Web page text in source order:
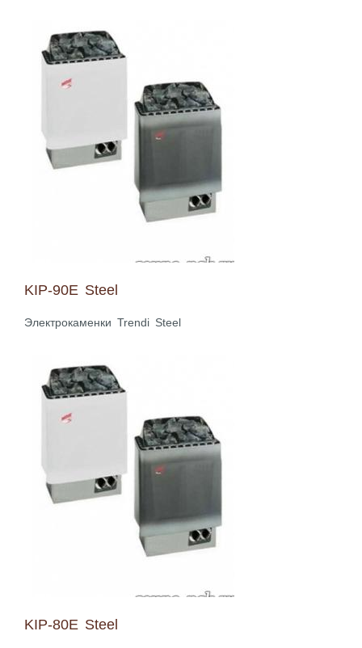
KIP-90E Steel
Электрокаменки Trendi Steel
KIP-80E Steel